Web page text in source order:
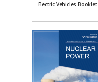
Electric Vehicles Booklet